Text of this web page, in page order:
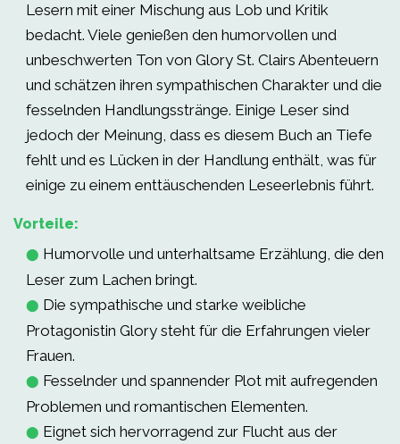
Lesern mit einer Mischung aus Lob und Kritik
bedacht. Viele genießen den humorvollen und
unbeschwerten Ton von Glory St. Clairs Abenteuern
und schätzen ihren sympathischen Charakter und die
fesselnden Handlungsstränge. Einige Leser sind
jedoch der Meinung, dass es diesem Buch an Tiefe
fehlt und es Lücken in der Handlung enthält, was für
einige zu einem enttäuschenden Leseerlebnis führt.
Vorteile:
⬤ Humorvolle und unterhaltsame Erzählung, die den
Leser zum Lachen bringt.
⬤ Die sympathische und starke weibliche
Protagonistin Glory steht für die Erfahrungen vieler
Frauen.
⬤ Fesselnder und spannender Plot mit aufregenden
Problemen und romantischen Elementen.
⬤ Eignet sich hervorragend zur Flucht aus der